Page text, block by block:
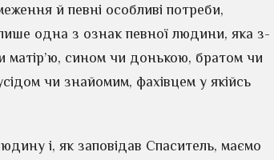
й певні особливі потреби,
одна з ознак певної людини, яка з-
матір’ю, сином чи донькою, братом чи
чи знайомим, фахівцем у якійсь
і, як заповідав Спаситель, маємо